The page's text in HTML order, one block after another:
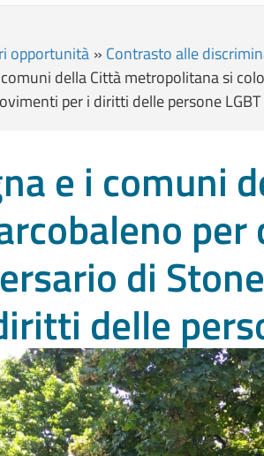
opportunità » Contrasto alle
della Città metropolitana si
per i diritti delle persone LGBT
e i comuni
di
delle